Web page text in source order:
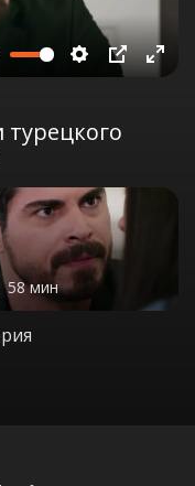
Settings
PIP
58 мин